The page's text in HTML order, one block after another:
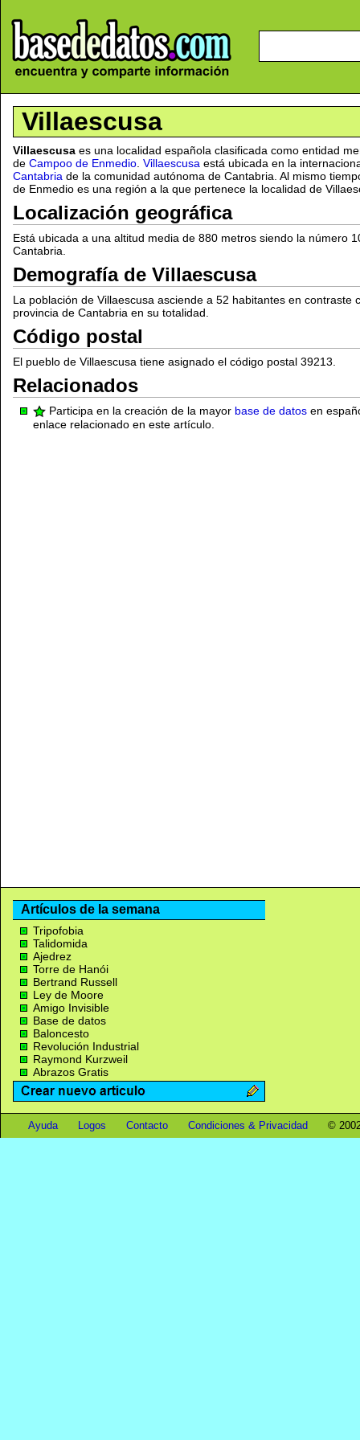
Villaescusa
Villaescusa es una localidad española clasificada como entidad
de Campoo de Enmedio Villaescusa está ubicada en la
Cantabria de la comunidad autónoma de Cantabria. Al mismo
de Enmedio es una región a la que pertenece la localidad de
Localización geográfica
Está ubicada a una altitud media de 880 metros siendo la número
Cantabria.
Demografía de Villaescusa
La población de Villaescusa asciende a 52 habitantes en contraste
provincia de Cantabria en su totalidad.
Código postal
El pueblo de Villaescusa tiene asignado el código postal 39213.
Relacionados
Participa en la creación de la mayor base de datos en
enlace relacionado en este artículo.
Artículos de la semana
Tripofobia
Talidomida
Ajedrez
Torre de Hanói
Bertrand Russell
Ley de Moore
Amigo Invisible
Base de datos
Baloncesto
Revolución Industrial
Raymond Kurzweil
Abrazos Gratis
Ayuda Logos Contacto Condiciones & Privacidad ©